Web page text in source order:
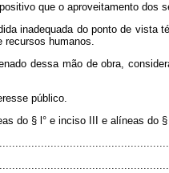
que o aproveitamento dos
inadequada do ponto de vista
recursos humanos.
dessa mão de obra,
público.
do § l° e inciso III e alíneas do